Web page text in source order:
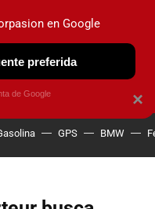
OBSERVATORIO
GPS BMW
×
en Google
preferida
de Google